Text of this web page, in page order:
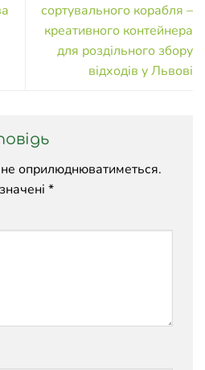
сортувального корабля –
креативного контейнера
для роздільного збору
відходів у Львові
оприлюднюватиметься.
*